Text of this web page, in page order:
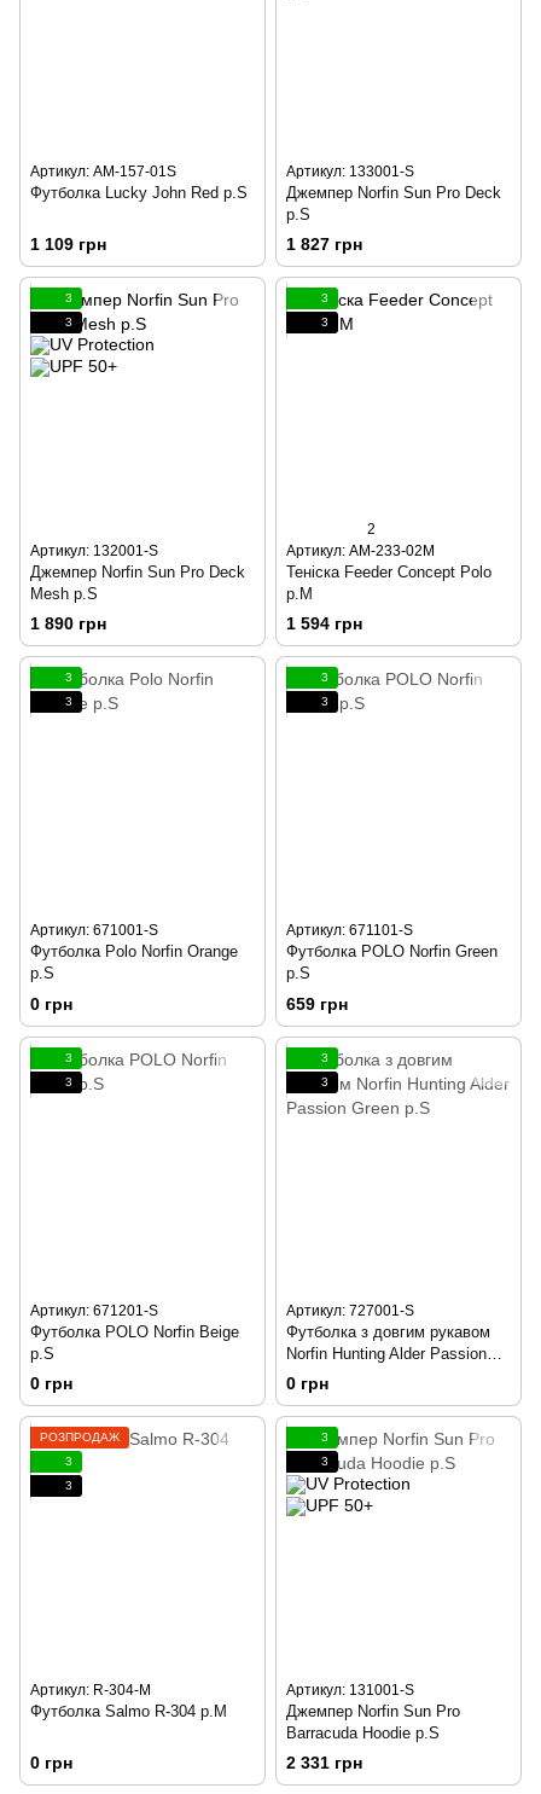
Артикул: AM-157-01S
Футболка Lucky John Red р.S
1 109 грн
Артикул: 133001-S
Джемпер Norfin Sun Pro Deck
р.S
1 827 грн
3
3
Артикул: 132001-S
Джемпер Norfin Sun Pro Deck
Mesh р.S
1 890 грн
3
3
2
Артикул: AM-233-02M
Теніска Feeder Concept Polo
р.М
1 594 грн
3
3
Артикул: 671001-S
Футболка Polo Norfin Orange
р.S
0 грн
3
3
Артикул: 671101-S
Футболка POLO Norfin Green
р.S
659 грн
3
3
Артикул: 671201-S
Футболка POLO Norfin Beige
р.S
0 грн
3
3
Артикул: 727001-S
Футболка з довгим рукавом
Norfin Hunting Alder Passion
Green р.S
0 грн
РОЗПРОДАЖ
3
3
Артикул: R-304-M
Футболка Salmo R-304 р.M
0 грн
3
3
Артикул: 131001-S
Джемпер Norfin Sun Pro
Barracuda Hoodie р.S
2 331 грн